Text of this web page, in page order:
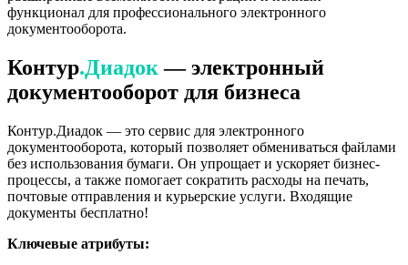
функционал для профессионального электронного
документооборота.
Контур.Диадок — электронный
документооборот для бизнеса
Контур.Диадок — это сервис для электронного
документооборота, который позволяет обмениваться файлами
без использования бумаги. Он упрощает и ускоряет бизнес-
процессы, а также помогает сократить расходы на печать,
почтовые отправления и курьерские услуги. Входящие
документы бесплатно!
Ключевые атрибуты: